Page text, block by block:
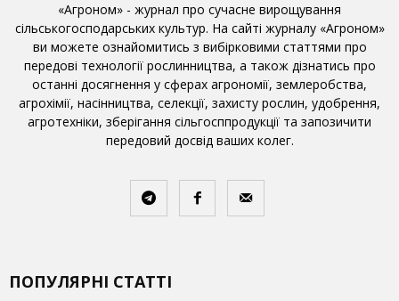
«Агроном» - журнал про сучасне вирощування
сільськогосподарських культур. На сайті журналу «Агроном»
ви можете ознайомитись з вибірковими статтями про
передові технології рослинництва, а також дізнатись про
останні досягнення у сферах агрономії, землеробства,
агрохімії, насінництва, селекції, захисту рослин, удобрення,
агротехніки, зберігання сільгосппродукції та запозичити
передовий досвід ваших колег.
ПОПУЛЯРНІ СТАТТІ